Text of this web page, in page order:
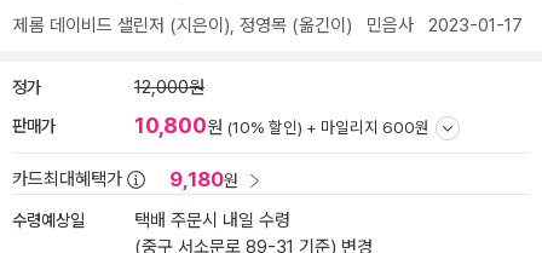
제롬 데이비드 샐린저 (지은이), 정영목 (옮긴이) 민음사 2023-01-17
정가 12,000원
판매가 10,800원 (10% 할인) + 마일리지 600원
카드최대혜택가 9,180원
수령예상일
택배 주문시 내일 수령
(중구 서소문로 89-31 기준) 변경